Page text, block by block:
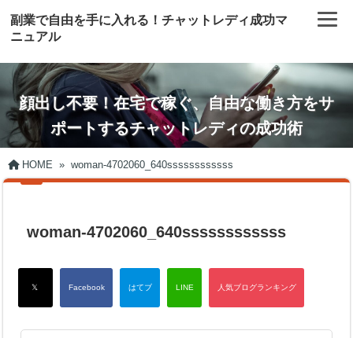
副業で自由を手に入れる！チャットレディ成功マ
ニュアル
顔出し不要！在宅で稼ぐ、自由な働き方をサ
ポートするチャットレディの成功術
HOME » woman-4702060_640ssssssssssss
woman-4702060_640ssssssssssss